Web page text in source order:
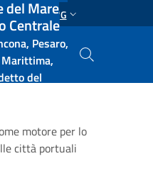
ENG
del Mare
Centrale
Pesaro,
Marittima,
del
motore per lo
città portuali